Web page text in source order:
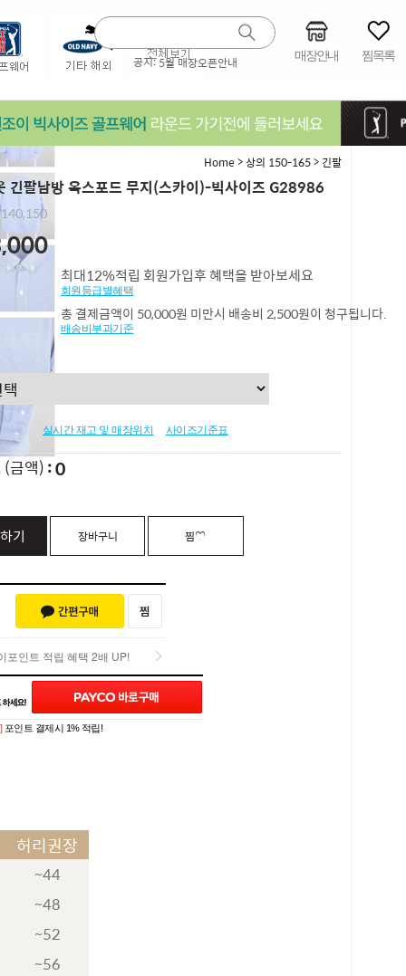
공지:5월 매장오픈안내 매장안내 찜목록
Home>상의 150-165> 긴팔
긴팔남방 옥스포드 무지(스카이)-빅사이즈 G28986
최대12%적립 회원가입후 혜택을 받아보세요
회원등급별혜택
총 결제금액이 50,000원 미만시 배송비 2,500원이 청구됩니다.
배송비부과기준
실시간 재고 및 매장위치 사이즈기준표
(금액) 0
기 장바구니 찜♡
포인트 적립 혜택 2배 UP!
포인트 적립 혜택 2배 UP!
포인트 결제시 1% 적립!
(0)
허리권장
~44
~48
~52
~56